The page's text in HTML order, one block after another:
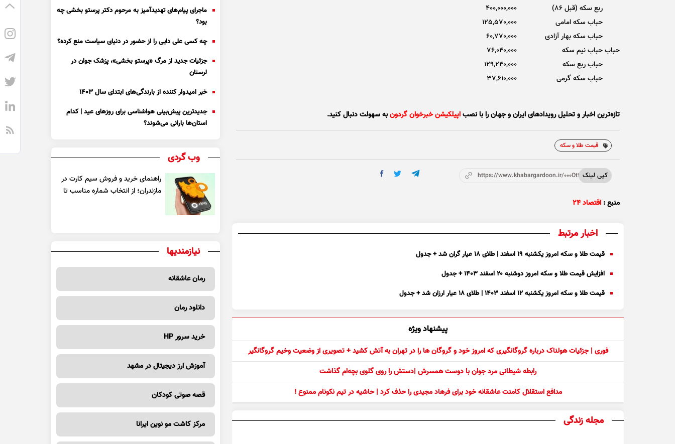
ربع سکه (قبل 86) 400,000,000
حباب
حباب سکه امامی
125,570,000
حباب سکه بهار آزادی
60,770,000
حباب نیم سکه
76,040,000
حباب ربع سکه
129,240,000
حباب سکه گرمی
37,610,000
تازه‌ترین اخبار و تحلیل‌ رویدادهای ایران و جهان را با نصباپیلکیشن خبرخوان گردونبه سهولت دنبال کنید.
قیمت طلا و سکه
کپی لینک https://www.khabargardoon.ir/000Ot2
منبع : اقتصاد ۲۴
اخبار مرتبط
قیمت طلا و سکه امروز یکشنبه ۱۹ اسفند | طلای ۱۸ عیار گران شد + جدول
افزایش قیمت طلا و سکه امروز دوشنبه ۲۰ اسفند ۱۴۰۳ + جدول
قیمت طلا و سکه امروز یکشنبه ۱۲ اسفند ۱۴۰۳ | طلای ۱۸ عیار ارزان شد + جدول
پیشنهاد ویژه
فوری | جزئیات هولناک درباره گروگانگیری که امروز خود و گروگان ها را در تهران به آتش کشید + تصویری از وضعیت وخیم گروگانگیر
رابطه شیطانی مرد جوان با دوست همسرش |دستش را روی گلوی بچه‌ام گذاشت
مدافع استقلال کامنت عاشقانه خود برای فرهاد مجیدی را حذف کرد | حاشیه در تیم نکونام ممنوع !
مجله زندگی
ماجرای پیام‌های تهدیدآمیز به مرحوم دکتر پرستو بخشی چه
بود؟
چه کسی علی دایی را از حضور در دنیای سیاست منع کرده؟
جزئیات جدید از مرگ «پرستو بخشی»، پزشک جوان در
لرستان
خبر امیدوار کننده از بارندگی‌های ابتدای سال ۱۴۰۳
جدیدترین پیش‌بینی هواشناسی برای روزهای عید | کدام
استان‌ها بارانی می‌شوند؟
وب گردی
راهنمای خرید و فروش سیم کارت در
مازندران؛ از انتخاب شماره مناسب تا
نیازمندیها
رمان عاشقانه
دانلود رمان
خرید سرور HP
آموزش ارز دیجیتال در مشهد
قصه صوتی کودکان
مرکز کاشت مو نوین ایرانا